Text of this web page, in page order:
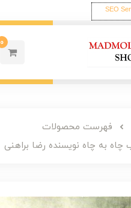
SEO
0
فهرست محصولات
چاه به چاه نویسنده رضا براهنی